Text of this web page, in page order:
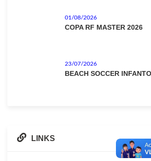
01/08/2026
COPA RF MASTER 2026
23/07/2026
BEACH SOCCER
LINKS